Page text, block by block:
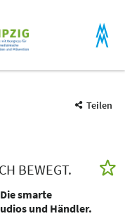
Teilen
BEWEGT.
smarte
und Händler.